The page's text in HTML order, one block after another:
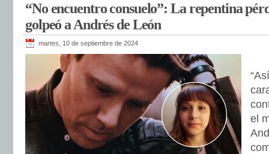
“No encuentro consuelo”: La repentina
golpeó a Andrés de León
martes, 10 de septiembre de 2024
el